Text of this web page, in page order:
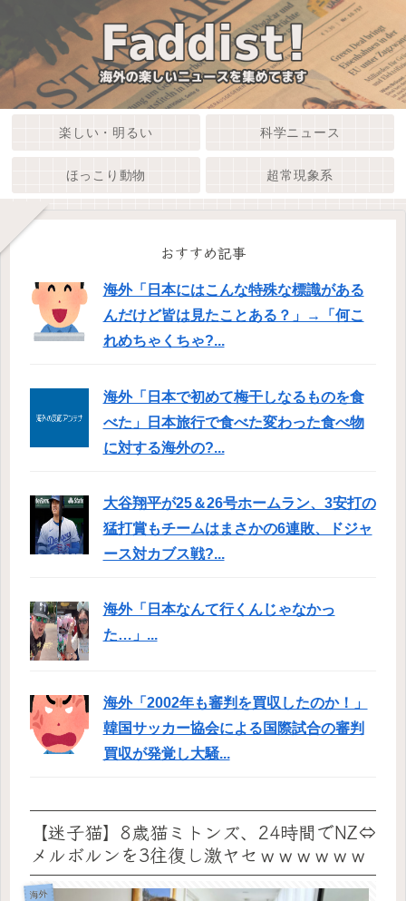
楽しい・明るい 科学ニュース
ほっこり動物 超常現象系
おすすめ記事
海外「日本にはこんな特殊な標識がある
んだけど皆は見たことある？」→「何こ
れめちゃくちゃ?...
海外「日本で初めて梅干しなるものを食
べた」日本旅行で食べた変わった食べ物
に対する海外の?...
大谷翔平が25＆26号ホームラン、3安打の
猛打賞もチームはまさかの6連敗、ドジャ
ース対カブス戦?...
海外「日本なんて行くんじゃなかっ
た…」...
海外「2002年も審判を買収したのか！」
韓国サッカー協会による国際試合の審判
買収が発覚し大騒...
【迷子猫】8歳猫ミトンズ、24時間でNZ⇔
メルボルンを3往復し激ヤセｗｗｗｗｗｗ
海外